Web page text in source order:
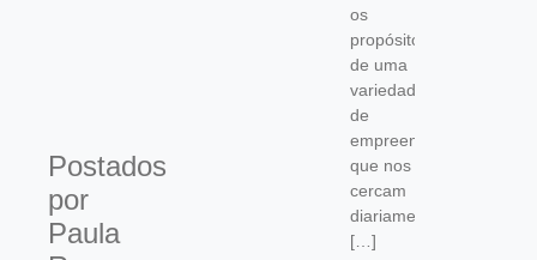
Postados
por
Paula
os
propósitos
de uma
variedade
de
empreendimentos
que nos
cercam
diariamente,
[…]